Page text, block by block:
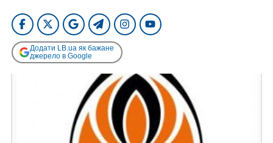
Додати LB.ua як бажане
джерело в Google